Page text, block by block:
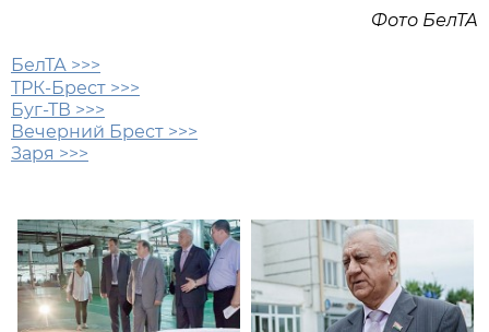
Фото БелТА
БелТА >>>
ТРК-Брест >>>
Буг-ТВ >>>
Вечерний Брест >>>
Заря >>>